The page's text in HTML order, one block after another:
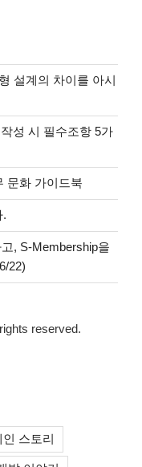
설계의 차이를 아시
성 시 필수조항 5가
문화 가이드북
.
, S-Membership을
22)
reserved.
스토리